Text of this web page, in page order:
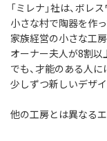
「ミレナ」社は、ボレ
小さな村で陶器を作っ
家族経営の小さな工房
オーナー夫人が8割以
でも、才能のある人
少しずつ新しいデザ
他の工房とは異なる